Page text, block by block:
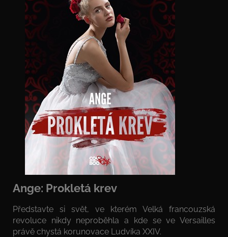
Ange: Prokletá krev
Představte si svět, ve kterém Velká francouzská
revoluce nikdy neproběhla a kde se ve Versailles
právě chystá korunovace Ludvíka XXIV.